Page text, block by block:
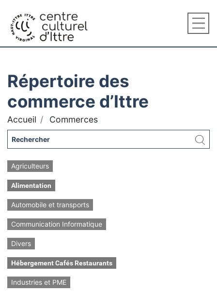
Répertoire des
commerce d’Ittre
Accueil Commerces
Agriculteurs
Alimentation
Automobile et transports
Communication Informatique
Divers
Hébergement Cafés Restaurants
Industries et PME